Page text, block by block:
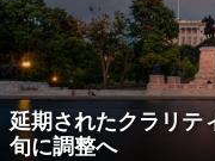
延期されたクラリテ
旬に調整へ